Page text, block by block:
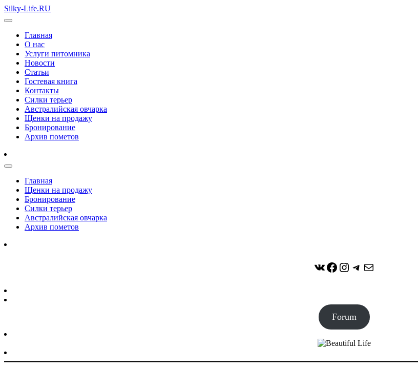
Silky-Life.RU
Главная
О нас
Услуги питомника
Новости
Статьи
Гостевая книга
Контакты
Силки терьер
Австралийская овчарка
Щенки на продажу
Бронирование
Архив пометов
Главная
Щенки на продажу
Бронирование
Силки терьер
Австралийская овчарка
Архив пометов
ВКонтакте
Facebook
Instagram
Telegram
Почта
Forum